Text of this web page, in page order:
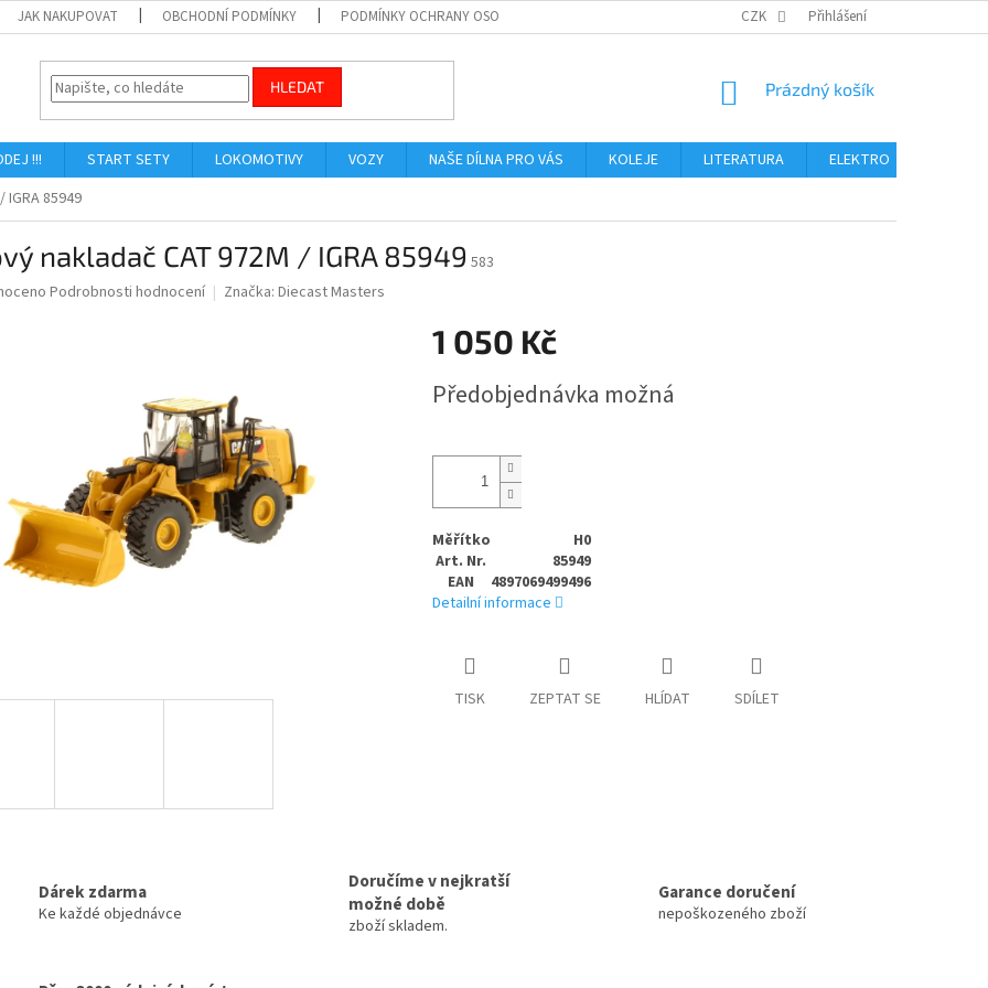
JAK NAKUPOVAT OBCHODNÍ PODMÍNKY PODMÍNKY OCHRANY OSOBNÍCH ÚDAJŮ CZK Přihlášení
HLEDAT
NÁKUPNÍ
Prázdný košík
!!! START SETY LOKOMOTIVY VOZY NAŠE DÍLNA PRO VÁS KOLEJE LITERATURA ELEKTRO
IGRA 85949
nakladač CAT 972M / IGRA 85949 583
Podrobnosti hodnocení Značka: Diecast Masters
1 050 Kč
cena:
Předobjednávka možná
Měřítko
H0
Art. Nr.
85949
EAN
4897069499496
Detailní informace
TISK ZEPTAT SE HLÍDAT SDÍLET
Dárek zdarma
Ke každé objednávce
Doručíme v nejkratší
možné době
zboží skladem.
Garance doručení
nepoškozeného zboží